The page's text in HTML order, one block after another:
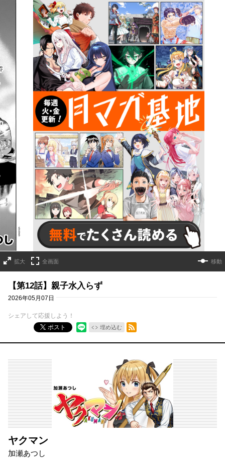
詳細ページへのリンク
拡大 全画面 移動
【第12話】親子水入らず
2026年05月07日
シェアして応援しよう！
ポスト
埋め込む
RSSフィード
ヤクマン
加瀬あつし